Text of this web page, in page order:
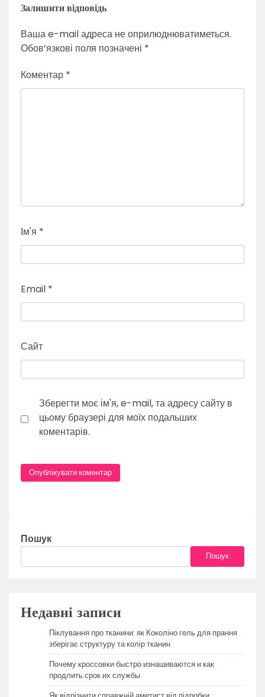
Залишити відповідь
Ваша e-mail адреса не оприлюднюватиметься.
Обов’язкові поля позначені *
Коментар *
Ім'я *
Email *
Сайт
Зберегти моє ім'я, e-mail, та адресу сайту в
цьому браузері для моїх подальших
коментарів.
Пошук
Пошук
Недавні записи
Піклування про тканини: як Коколіно гель для прання
зберігає структуру та колір тканин
Почему кроссовки быстро изнашиваются и как
продлить срок их службы